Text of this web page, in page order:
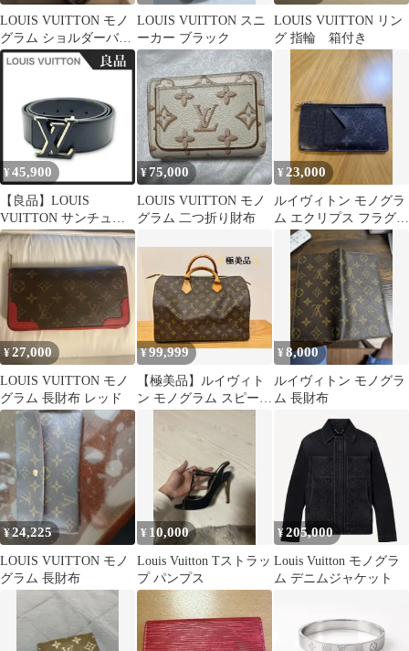
LOUIS VUITTON モノ
グラム ショルダーバッ
グ
LOUIS VUITTON スニ
ーカー ブラック
LOUIS VUITTON リン
グ 指輪 箱付き
¥ 45,900
【良品】LOUIS
VUITTON サンチュー
ル LVオプティック ベ
ルト
¥75,000
LOUIS VUITTON モノ
グラム 二つ折り財布
¥ 23,000
ルイヴィトン モノグラ
ム エクリプス フラグメ
ントケース コインカー
¥27,000
LOUIS VUITTON モノ
グラム 長財布 レッド
¥99,999
【極美品】ルイヴィト
ン モノグラム スピーデ
¥8,000
ルイヴィトン モノグラ
ム 長財布
¥24,225
LOUIS VUITTON モノ
グラム 長財布
¥ 10,000
Louis Vuitton Tストラッ
プ パンプス
¥205,000
Louis Vuitton モノグラ
ム デニムジャケット